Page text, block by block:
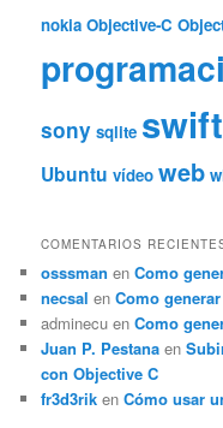
nokia Objective-C
sony sqlite swift
Ubuntu vídeo web
COMENTARIOS
osssman enComo
necsal enComo
adminecu enComo
Juan P. Pestana en
con Objective C
fr3d3rik enCómo usar